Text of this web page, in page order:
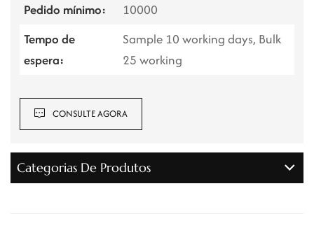
Pedido mínimo:
10000
Tempo de
espera:
Sample 10 working days, Bulk
25 working
CONSULTE AGORA
Categorias De Produtos